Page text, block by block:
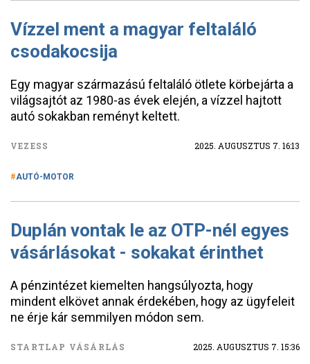
Vízzel ment a magyar feltaláló
csodakocsija
Egy magyar származású feltaláló ötlete körbejárta a
világsajtót az 1980-as évek elején, a vízzel hajtott
autó sokakban reményt keltett.
VEZESS 2025. AUGUSZTUS 7. 16:13
AUTÓ-MOTOR
Duplán vontak le az OTP-nél egyes
vásárlásokat - sokakat érinthet
A pénzintézet kiemelten hangsúlyozta, hogy
mindent elkövet annak érdekében, hogy az ügyfeleit
ne érje kár semmilyen módon sem.
STARTLAP VÁSÁRLÁS 2025. AUGUSZTUS 7. 15:36